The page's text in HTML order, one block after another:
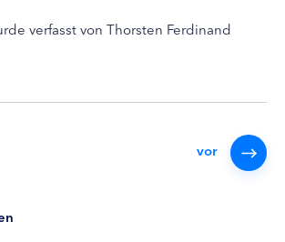
verfasst von Thorsten Ferdinand
vor